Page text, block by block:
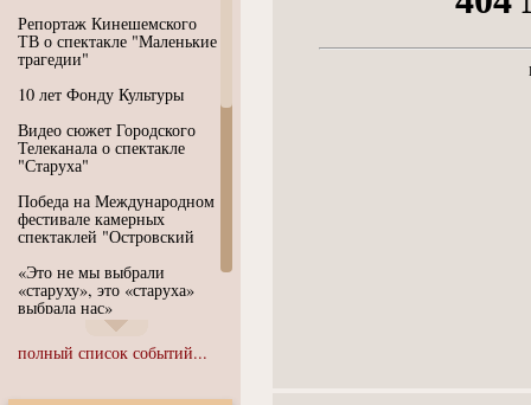
Репортаж Кинешемского
ТВ о спектакле "Маленькие
трагедии"
10 лет Фонду Культуры
Видео сюжет Городского
Телеканала о спектакле
"Старуха"
Победа на Международном
фестивале камерных
спектаклей "Островский
«Это не мы выбрали
«старуху», это «старуха»
выбрала нас»
Иммерсивный спектакль
"Язык чистого полета
полный список событий...